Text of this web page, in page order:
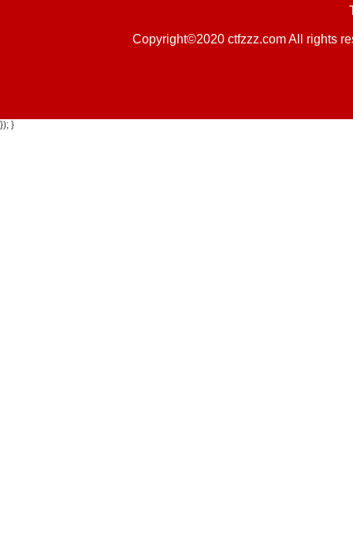
Copyright©2020 ctfzzz.com All rights
}); }